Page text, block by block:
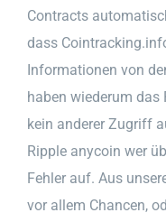
Contracts
dass
Informationen von
haben wiederum
kein anderer Zugriff
Ripple anycoin wer
Fehler auf. Aus
vor allem Chancen,